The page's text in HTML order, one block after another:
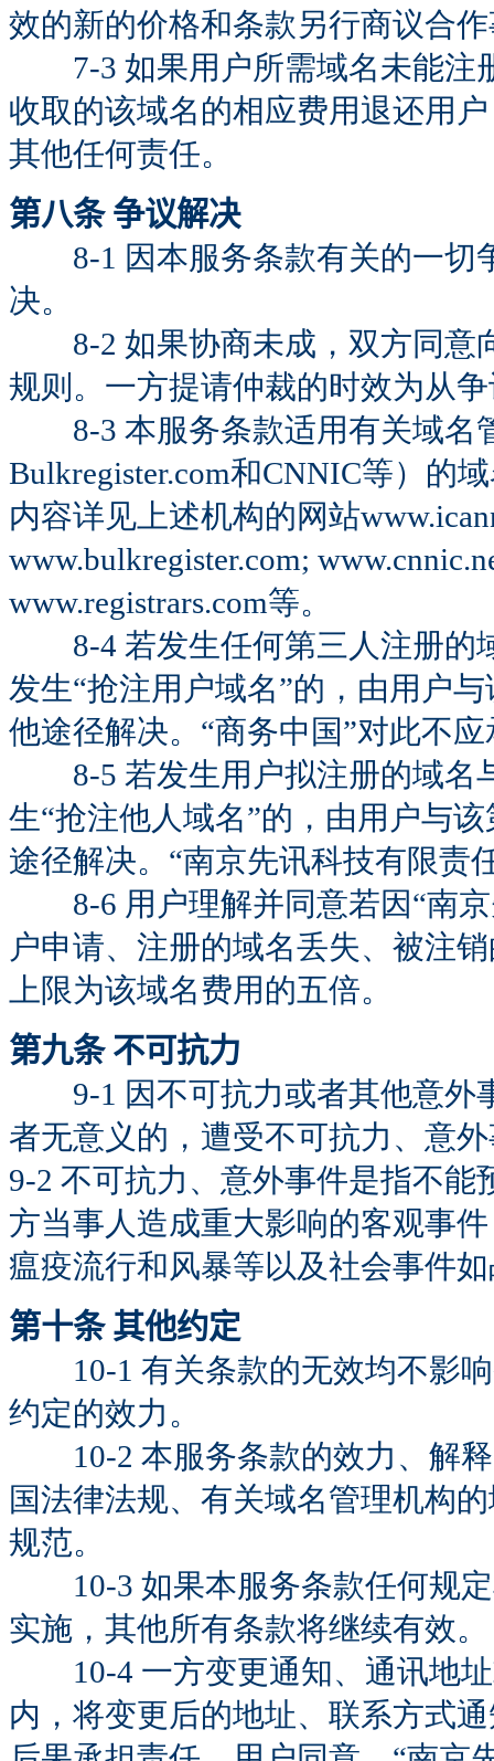
效的新的价格和条款另行商议合
7-3 如果用户所需域名未能注
收取的该域名的相应费用退还用
其他任何责任。
第八条 争议解决
8-1 因本服务条款有关的一切
决。
8-2 如果协商未成，双方同意
规则。一方提请仲裁的时效为从
8-3 本服务条款适用有关域名
Bulkregister.com和CNNIC等）的
内容详见上述机构的网站
www.bulkregister.com;
www.registrars.com等。
8-4 若发生任何第三人注册的
发生“抢注用户域名”的，由用户
他途径解决。“商务中国”对此不
8-5 若发生用户拟注册的域名
生“抢注他人域名”的，由用户与
途径解决。“南京先讯科技有限责
8-6 用户理解并同意若因“南京
户申请、注册的域名丢失、被注
上限为该域名费用的五倍。
第九条 不可抗力
9-1 因不可抗力或者其他意外
者无意义的，遭受不可抗力、意
9-2 不可抗力、意外事件是指不
方当事人造成重大影响的客观事
瘟疫流行和风暴等以及社会事件
第十条 其他约定
10-1 有关条款的无效均不影响
约定的效力。
10-2 本服务条款的效力、解释
国法律法规、有关域名管理机构
规范。
10-3 如果本服务条款任何规定
实施，其他所有条款将继续有效。
10-4 一方变更通知、通讯地址
内，将变更后的地址、联系方式